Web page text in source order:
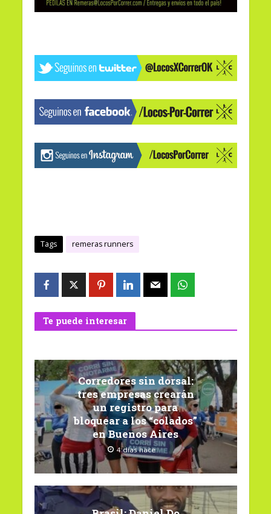
Tags remeras runners
Te puede interesar
Corredores sin dorsal:
tres empresas crearán
un registro para
bloquear a los “colados”
en Buenos Aires
4 días hace